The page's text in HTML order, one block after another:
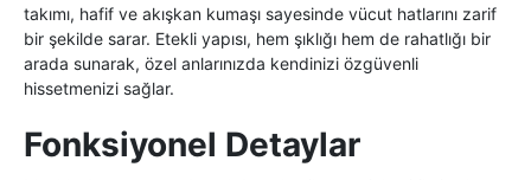
takımı, hafif ve akışkan kumaşı sayesinde vücut hatlarını zarif
bir şekilde sarar. Etekli yapısı, hem şıklığı hem de rahatlığı bir
arada sunarak, özel anlarınızda kendinizi özgüvenli
hissetmenizi sağlar.
Fonksiyonel Detaylar